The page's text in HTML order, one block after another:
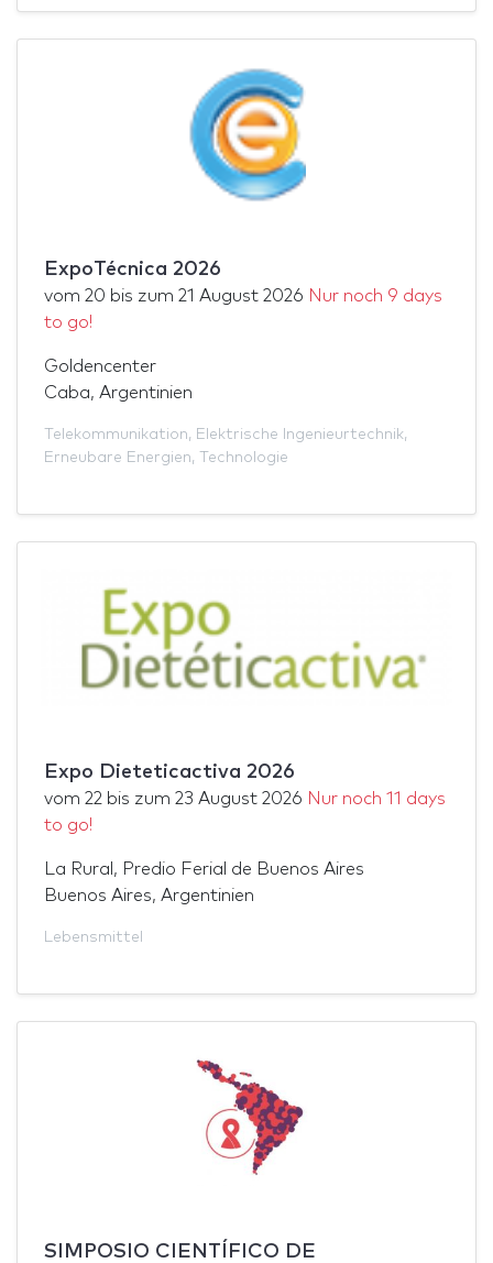
ExpoTécnica 2026
vom 20 bis zum 21 August 2026 Nur noch 9 days
to go!
Goldencenter
Caba, Argentinien
Telekommunikation, Elektrische Ingenieurtechnik,
Erneubare Energien, Technologie
Expo Dieteticactiva 2026
vom 22 bis zum 23 August 2026 Nur noch 11 days
to go!
La Rural, Predio Ferial de Buenos Aires
Buenos Aires, Argentinien
Lebensmittel
SIMPOSIO CIENTÍFICO DE